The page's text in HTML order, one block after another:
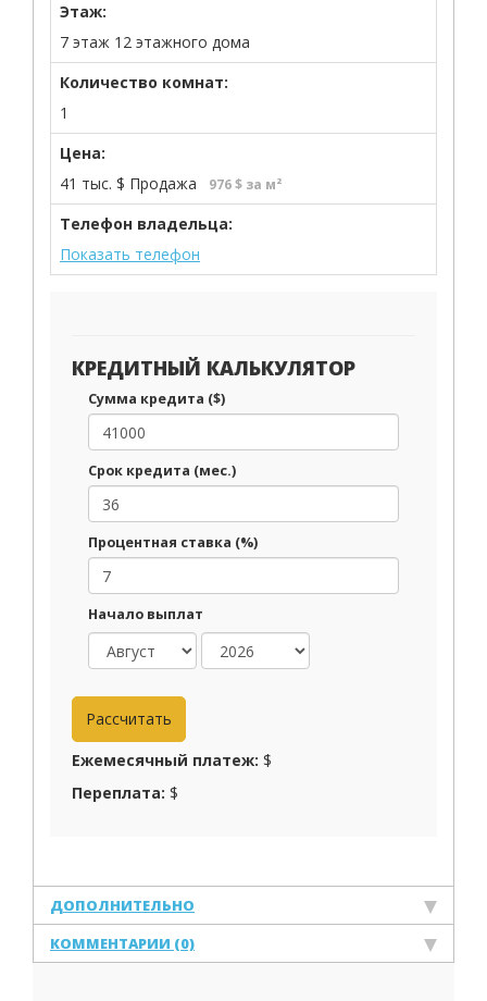
Этаж:
7 этаж 12 этажного дома
Количество комнат:
1
Цена:
41 тыс. $ Продажа 976 $ за м²
Телефон владельца:
Показать телефон
КРЕДИТНЫЙ КАЛЬКУЛЯТОР
Сумма кредита ($)
Срок кредита (мес.)
Процентная ставка (%)
Начало выплат
Ежемесячный платеж: $
Переплата: $
ДОПОЛНИТЕЛЬНО
КОММЕНТАРИИ (0)